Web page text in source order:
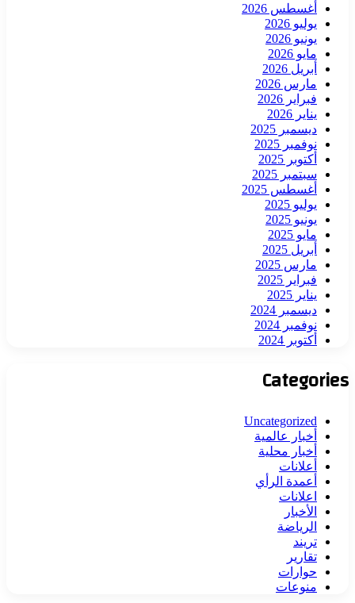
أغسطس 2026
يوليو 2026
يونيو 2026
مايو 2026
أبريل 2026
مارس 2026
فبراير 2026
يناير 2026
ديسمبر 2025
نوفمبر 2025
أكتوبر 2025
سبتمبر 2025
أغسطس 2025
يوليو 2025
يونيو 2025
مايو 2025
أبريل 2025
مارس 2025
فبراير 2025
يناير 2025
ديسمبر 2024
نوفمبر 2024
أكتوبر 2024
Categories
Uncategorized
أخبار عالمية
أخبار محلية
أعلانات
أعمدة الرأي
اعلانات
الأخبار
الرياضة
تريند
تقارير
حوارات
منوعات